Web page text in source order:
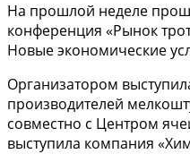
На прошлой неделе
конференция «Рынок
Новые экономические
Организатором
производителей
совместно с Центром
выступила компания